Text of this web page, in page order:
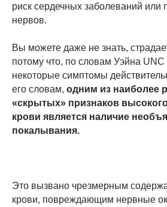
риск сердечных заболеваний или
нервов.
Вы можете даже не знать,
потому что, по словам Уэйна
некоторые симптомы
его словам, одним из наиболее
«скрытых» признаков
крови является наличие
покалывания.
Это вызвано чрезмерным
крови, повреждающим нервные